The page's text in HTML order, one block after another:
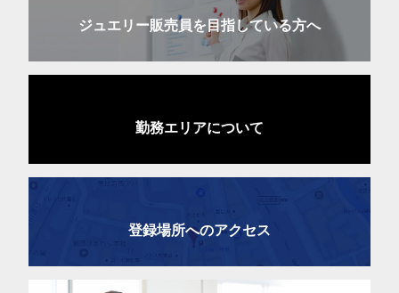
ジュエリー販売員を目指している方へ
勤務エリアについて
登録場所へのアクセス